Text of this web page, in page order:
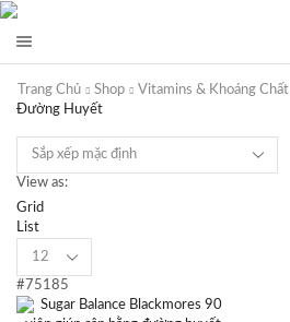
Trang Chủ Shop Vitamins & Khoáng Chất
Đường Huyết
View as:
Grid
List
page
#75185